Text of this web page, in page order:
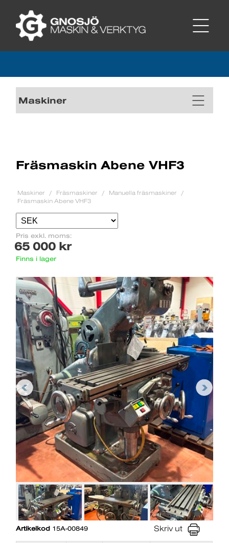
Maskiner
Fräsmaskin Abene VHF3
Maskiner Fräsmaskiner
Manuella fräsmaskiner
Fräsmaskin Abene VHF3
Pris exkl. moms:
65 000 kr
Finns i lager
Artikelkod 15A-00849 Skriv ut